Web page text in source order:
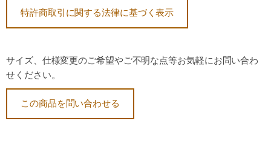
特許商取引に関する法律に基づく表示
サイズ、仕様変更のご希望やご不明な点等お気軽にお問い合わ
せください。
この商品を問い合わせる